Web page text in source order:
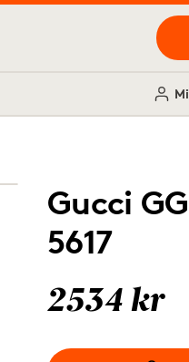
Gucci
5617
2534 kr